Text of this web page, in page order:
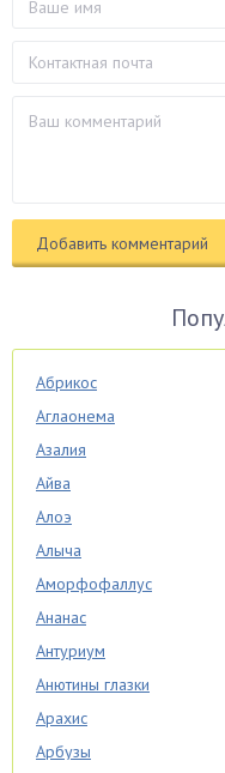
Абрикос
Аглаонема
Азалия
Айва
Алоэ
Алыча
Аморфофаллус
Ананас
Антуриум
Анютины глазки
Арахис
Арбузы